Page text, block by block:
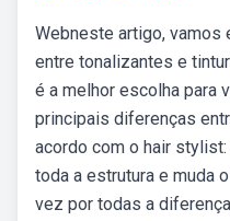
Webneste artigo, vamos
entre tonalizantes e
é a melhor escolha para
principais diferenças
acordo com o hair
toda a estrutura e muda
vez por todas a